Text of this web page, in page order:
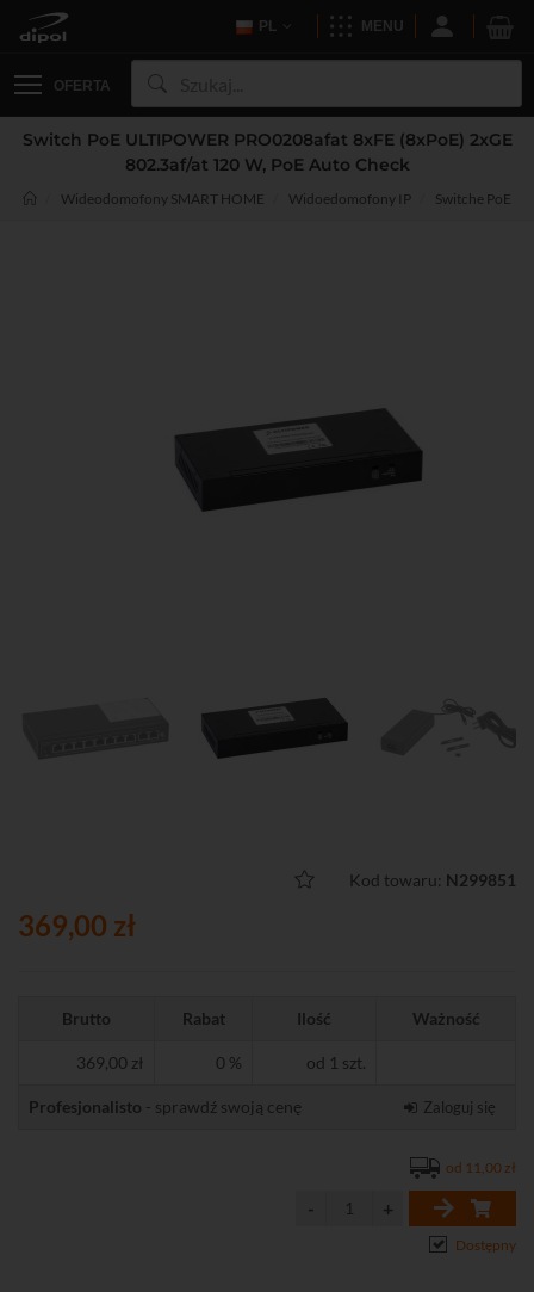
PL MENU
OFERTA
Switch PoE ULTIPOWER PRO0208afat 8xFE (8xPoE) 2xGE
802.3af/at 120 W, PoE Auto Check
Wideodomofony SMART HOME Widoedomofony IP Switche PoE
Kod towaru: N299851
369,00 zł
Brutto Rabat Ilość Ważność
369,00 zł 0 % od 1 szt.
Profesjonalisto - sprawdź swoją cenę Zaloguj się
od 11,00 zł
Dostępny